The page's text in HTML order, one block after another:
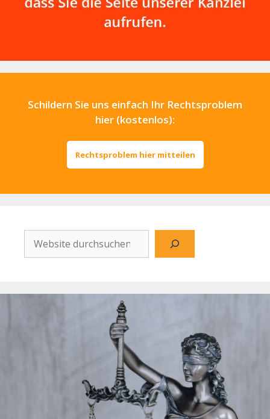
Schildern Sie uns einfach Ihr Rechtsproblem
hier (kostenlos):
Rechtsproblem hier mitteilen
Website
durchsuchen